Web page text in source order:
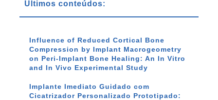
Últimos conteúdos:
Influence of Reduced Cortical Bone
Compression by Implant Macrogeometry
on Peri-Implant Bone Healing: An In Vitro
and In Vivo Experimental Study
Implante Imediato Guidado com
Cicatrizador Personalizado Prototipado: